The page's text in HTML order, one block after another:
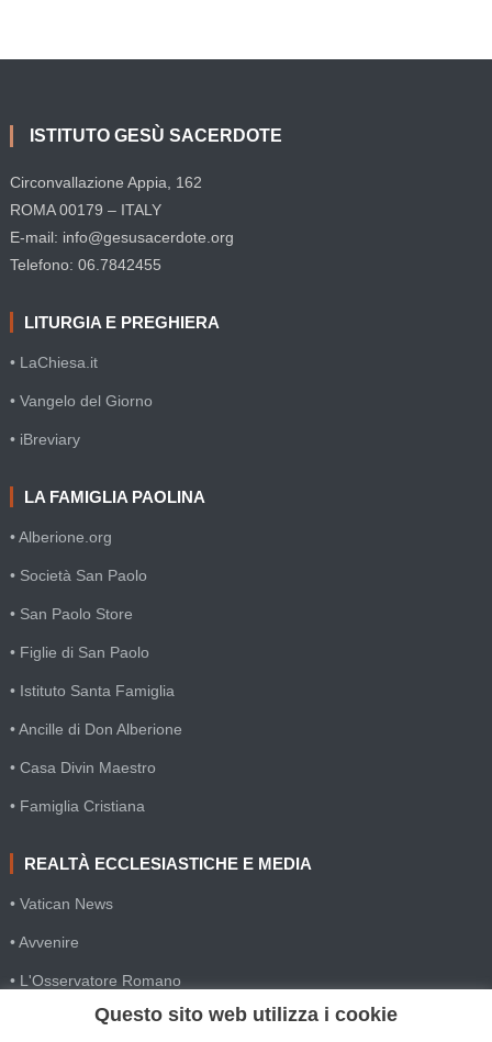
ISTITUTO GESÙ SACERDOTE
Circonvallazione Appia, 162
ROMA 00179 – ITALY
E-mail: info@gesusacerdote.org
Telefono: 06.7842455
LITURGIA E PREGHIERA
• LaChiesa.it
• Vangelo del Giorno
• iBreviary
LA FAMIGLIA PAOLINA
• Alberione.org
• Società San Paolo
• San Paolo Store
• Figlie di San Paolo
• Istituto Santa Famiglia
• Ancille di Don Alberione
• Casa Divin Maestro
• Famiglia Cristiana
REALTÀ ECCLESIASTICHE E MEDIA
• Vatican News
• Avvenire
• L'Osservatore Romano
• SIR Agenzia d'informazione
Questo sito web utilizza i cookie